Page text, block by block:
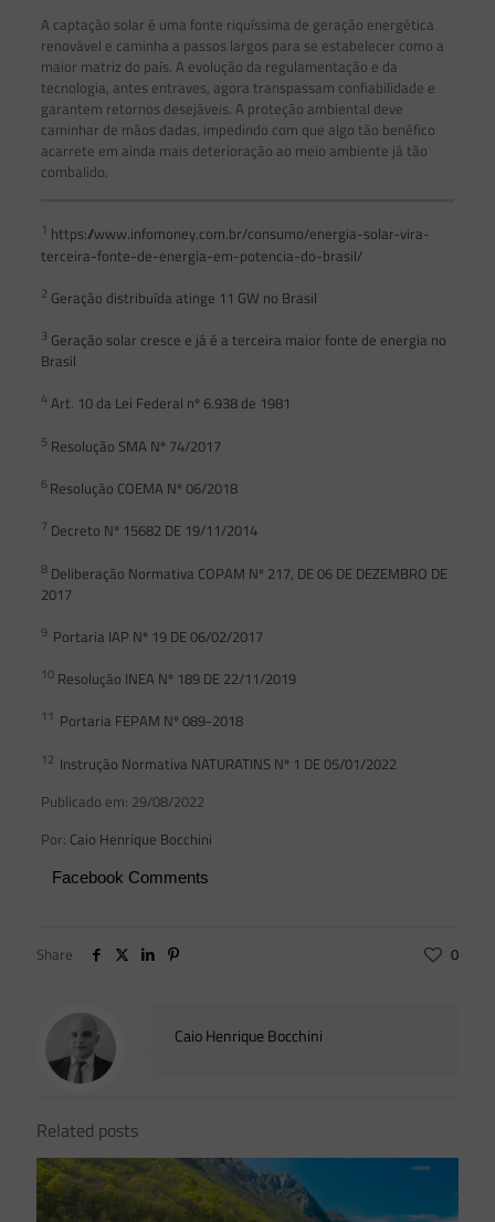
A captação solar é uma fonte riquíssima de geração energética
renovável e caminha a passos largos para se estabelecer como a
maior matriz do país. A evolução da regulamentação e da
tecnologia, antes entraves, agora transpassam confiabilidade e
garantem retornos desejáveis. A proteção ambiental deve
caminhar de mãos dadas, impedindo com que algo tão benéfico
acarrete em ainda mais deterioração ao meio ambiente já tão
combalido.
1 https://www.infomoney.com.br/consumo/energia-solar-vira-
terceira-fonte-de-energia-em-potencia-do-brasil/
2 Geração distribuída atinge 11 GW no Brasil
3 Geração solar cresce e já é a terceira maior fonte de energia no
Brasil
4 Art. 10 da Lei Federal nº 6.938 de 1981
5 Resolução SMA Nº 74/2017
6Resolução COEMA Nº 06/2018
7 Decreto Nº 15682 DE 19/11/2014
8 Deliberação Normativa COPAM Nº 217, DE 06 DE DEZEMBRO DE
2017
9 Portaria IAP Nº 19 DE 06/02/2017
10 Resolução INEA Nº 189 DE 22/11/2019
11 Portaria FEPAM Nº 089-2018
12 Instrução Normativa NATURATINS Nº 1 DE 05/01/2022
Publicado em: 29/08/2022
Por: Caio Henrique Bocchini
Facebook Comments
Share 0
Caio Henrique Bocchini
Related posts